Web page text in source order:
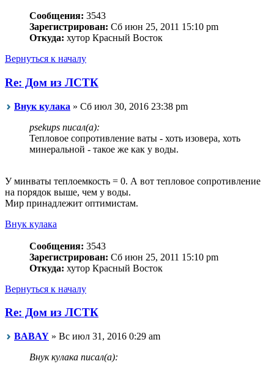
Сообщения: 3543
Зарегистрирован: Сб июн 25, 2011 15:10 pm
Откуда: хутор Красный Восток
Вернуться к началу
Re: Дом из ЛСТК
Внук кулака » Сб июл 30, 2016 23:38 pm
psekups писал(а):
Тепловое сопротивление ваты - хоть изовера, хоть
минеральной - такое же как у воды.
У минваты теплоемкость = 0. А вот тепловое сопротивление
на порядок выше, чем у воды.
Мир принадлежит оптимистам.
Внук кулака
Сообщения: 3543
Зарегистрирован: Сб июн 25, 2011 15:10 pm
Откуда: хутор Красный Восток
Вернуться к началу
Re: Дом из ЛСТК
BABAY » Вс июл 31, 2016 0:29 am
Внук кулака писал(а):